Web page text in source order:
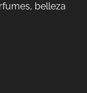
belleza